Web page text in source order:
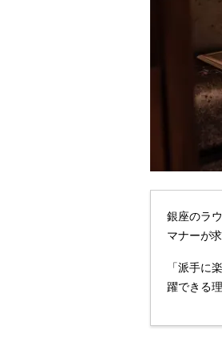
銀座のラ
マナーが
「派手に
躍できる